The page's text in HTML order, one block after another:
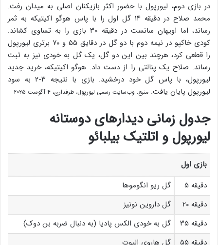
در بازی دوم، لیورپول با حضور اکثر بازیکنان اصلی به میدان رفت.
محمد صلاح در دقیقه ۱۴ گل اول را با پاس هوگو اکیتیکه به ثمر
رساند، اما اویهان سانست در دقیقه ۳۰ بازی را به تساوی کشاند.
کودی خاکپو در نیمه دوم با دو گل در دقایق ۵۵ و ۷۰ برتری لیورپول
را قطعی کرد، هرچند بین این دو گل، یک گل به خودی نیز به ثبت
رساند. صلاح یک پنالتی را از دست داد. هوگو اکیتیکه، خرید جدید
لیورپول، با پاس گل خود درخشید. بازی با نتیجه ۳-۲ به سود
لیورپول پایان یافت. منبع: وب‌سایت رسمی لیورپول، طرفداری، ۴ آگوست ۲۰۲۵
جدول زمانی دیدارهای دوستانه
لیورپول و اتلتیک بیلبائو
بازی اول
دقیقه ۵
گل ریو انگوموها
دقیقه ۲۰
گل داروین نونیز
دقیقه ۳۵
گل به خودی الکس پادیا (به دنبال ضربه بن دوک)
دقیقه ۵۵
گل هاروی الیوت